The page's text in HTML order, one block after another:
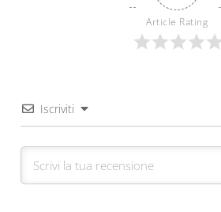
Article Rating
Iscriviti